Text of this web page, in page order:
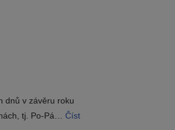
dnů v závěru roku
tj. Po-Pá… Číst